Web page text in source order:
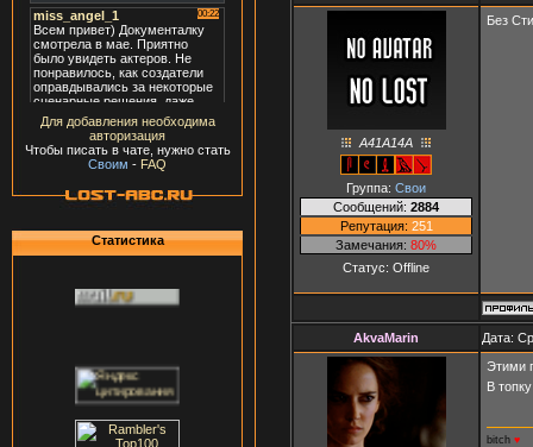
Для добавления необходима
авторизация
Чтобы писать в чате, нужно стать
Своим - FAQ
Статистика
A41A14A
Группа: Свои
Сообщений: 2884
Репутация: 251
Замечания: 80%
Статус: Offline
Без
AkvaMarin Дата:
Этими
В
bitch ♥